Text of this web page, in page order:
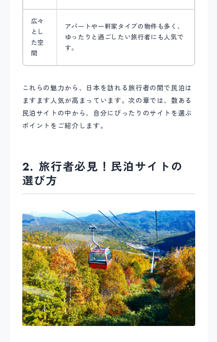
広々
とし
た空
間
アパートや一軒家タイプの物件も多く、
ゆったりと過ごしたい旅行者にも人気で
す。
これらの魅力から、日本を訪れる旅行者の間で民泊は
ますます人気が高まっています。次の章では、数ある
民泊サイトの中から、自分にぴったりのサイトを選ぶ
ポイントをご紹介します。
2. 旅行者必見！民泊サイトの
選び方